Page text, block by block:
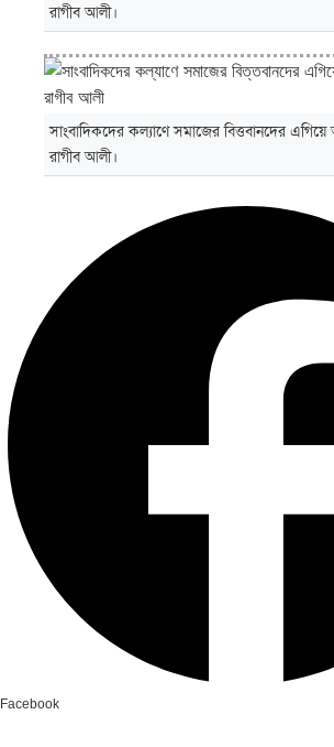
রাগীব আলী।
সাংবাদিকদের কল্যাণে সমাজের বিত্তবানদের
রাগীব আলী।
Facebook